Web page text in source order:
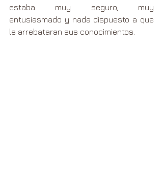
estaba muy seguro, muy
entusiasmado y nada dispuesto a que
le arrebataran sus conocimientos.